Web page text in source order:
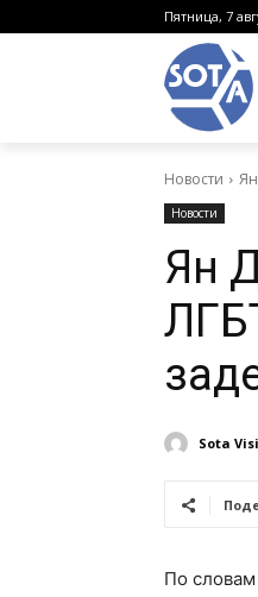
Пятница, 7
Новости
Новости
Ян
Sota
По